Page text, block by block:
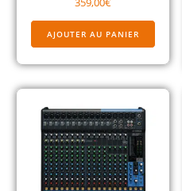
AJOUTER AU PANIER